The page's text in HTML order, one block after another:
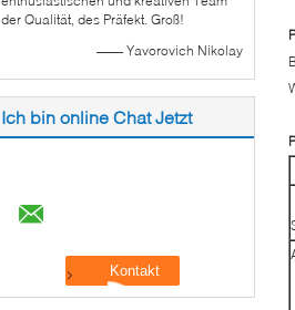
der Qualität, des Präfekt. Groß!
—— Yavorovich Nikolay
Ich bin online Chat Jetzt